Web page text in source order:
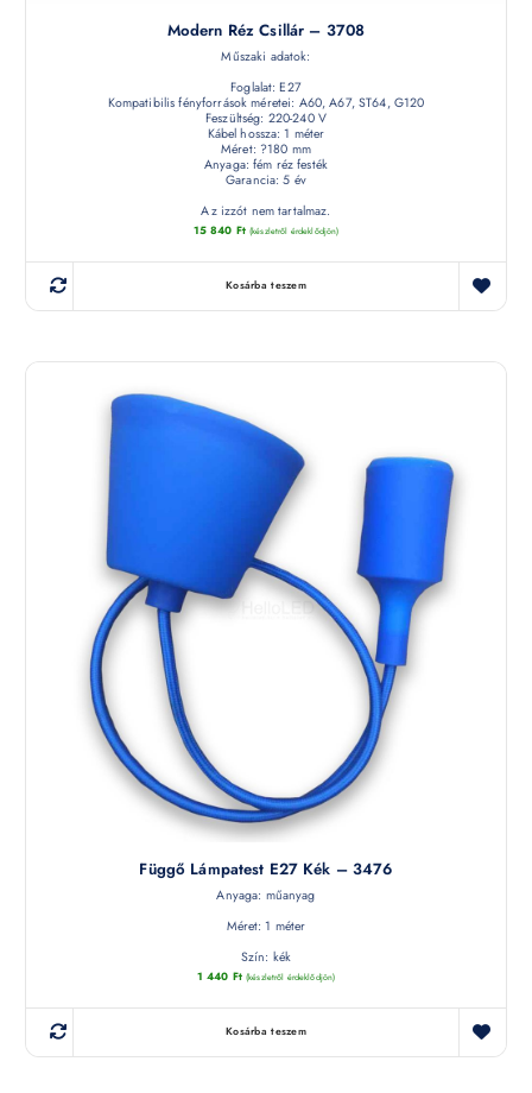
Modern Réz Csillár – 3708
Műszaki adatok:
Foglalat: E27
Kompatibilis fényforrások méretei: A60, A67, ST64, G120
Feszültség: 220-240 V
Kábel hossza: 1 méter
Méret: ?180 mm
Anyaga: fém réz festék
Garancia: 5 év
Az izzót nem tartalmaz.
15 840 Ft (készletről érdeklődjön)
Kosárba teszem
Függő Lámpatest E27 Kék – 3476
Anyaga: műanyag
Méret: 1 méter
Szín: kék
1 440 Ft (készletről érdeklődjön)
Kosárba teszem